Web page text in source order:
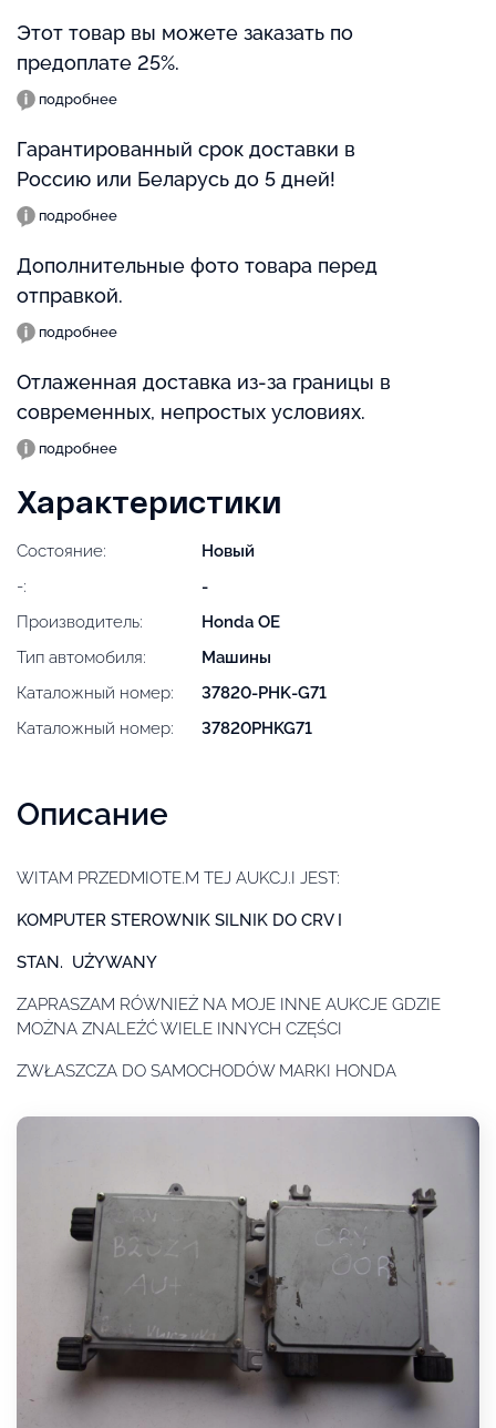
Этот товар вы можете заказать по
предоплате 25%.
подробнее
Гарантированный срок доставки в
Россию или Беларусь до 5 дней!
подробнее
Дополнительные фото товара перед
отправкой.
подробнее
Отлаженная доставка из-за границы в
современных, непростых условиях.
подробнее
Характеристики
Состояние:
Новый
-:
-
Производитель:
Honda OE
Тип автомобиля:
Машины
Каталожный номер:
37820-PHK-G71
Каталожный номер:
37820PHKG71
Описание
WITAM PRZEDMIOTE.M TEJ AUKCJ.I JEST:
KOMPUTER STEROWNIK SILNIK DO CRV I
STAN. UŻYWANY
ZAPRASZAM RÓWNIEŻ NA MOJE INNE AUKCJE GDZIE
MOŻNA ZNALEŹĆ WIELE INNYCH CZĘŚCI
ZWŁASZCZA DO SAMOCHODÓW MARKI HONDA